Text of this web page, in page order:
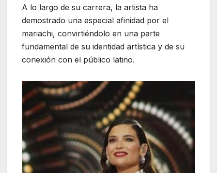
A lo largo de su carrera, la artista ha
demostrado una especial afinidad por el
mariachi, convirtiéndolo en una parte
fundamental de su identidad artística y de su
conexión con el público latino.